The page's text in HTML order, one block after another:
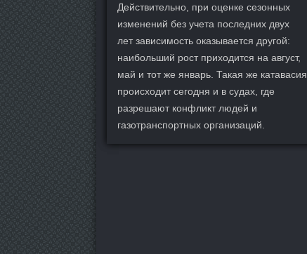
Действительно, при оценке сезонных
изменений без учета последних двух
лет зависимость оказывается другой:
наибольший рост приходится на август,
май и тот же январь. Такая же катавасия
происходит сегодня и в судах, где
разрешают конфликт людей и
газотранспортных организаций.